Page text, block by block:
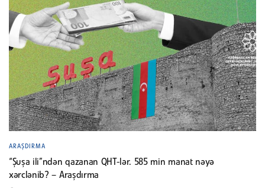
ARAŞDIRMA
“Şuşa ili”ndən qazanan QHT-lər. 585 min manat nəyə
xərclənib? – Araşdırma